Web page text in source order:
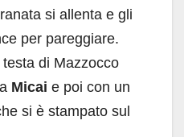
si allenta e gli
per pareggiare.
di Mazzocco
Micai e poi con un
si è stampato sul